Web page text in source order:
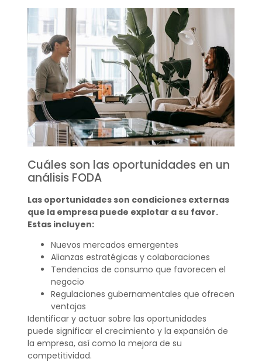
Cuáles son las oportunidades en un
análisis FODA
Las oportunidades son condiciones externas
que la empresa puede explotar a su favor.
Estas incluyen:
Nuevos mercados emergentes
Alianzas estratégicas y colaboraciones
Tendencias de consumo que favorecen el
negocio
Regulaciones gubernamentales que ofrecen
ventajas
Identificar y actuar sobre las oportunidades
puede significar el crecimiento y la expansión de
la empresa, así como la mejora de su
competitividad.